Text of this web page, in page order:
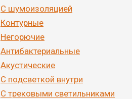
С шумоизоляцией
Контурные
Негорючие
Антибактериальные
Акустические
С подсветкой внутри
С трековыми светильниками